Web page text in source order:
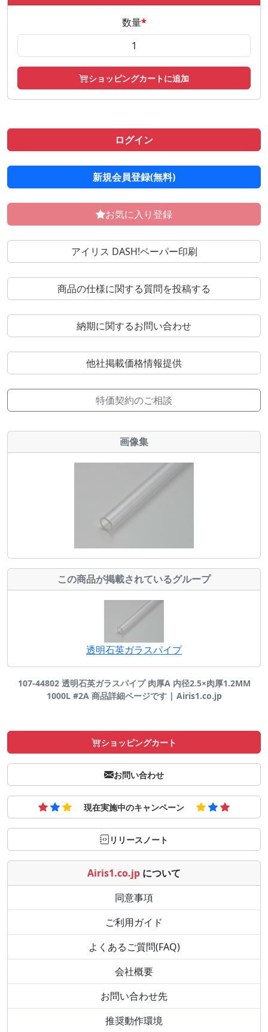
数量*
ショッピングカートに追加
ログイン
新規会員登録(無料)
お気に入り登録
アイリス DASH!ペーパー印刷
商品の仕様に関する質問を投稿する
納期に関するお問い合わせ
他社掲載価格情報提供
特価契約のご相談
画像集
この商品が掲載されているグループ
透明石英ガラスパイプ
107-44802 透明石英ガラスパイプ 肉厚A 内径2.5×肉厚1.2MM
1000L #2A 商品詳細ページです | Airis1.co.jp
ショッピングカート
お問い合わせ
現在実施中のキャンペーン
リリースノート
Airis1.co.jp について
同意事項
ご利用ガイド
よくあるご質問(FAQ)
会社概要
お問い合わせ先
推奨動作環境